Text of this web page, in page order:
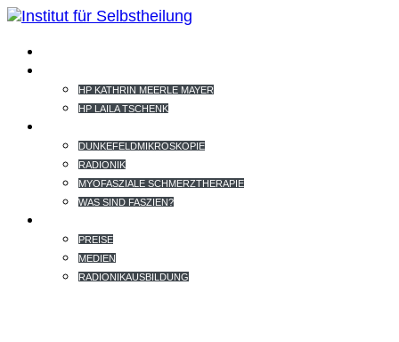
HP KATHRIN MEERLE MAYER
HP LAILA TSCHENK
DUNKEFELDMIKROSKOPIE
RADIONIK
MYOFASZIALE SCHMERZTHERAPIE
WAS SIND FASZIEN?
PREISE
MEDIEN
RADIONIKAUSBILDUNG